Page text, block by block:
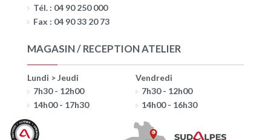
Tél. : 04 90 250 000
Fax : 04 90 33 20 73
MAGASIN / RECEPTION ATELIER
Lundi > Jeudi
7h30 - 12h00
14h00 - 17h30
Vendredi
7h30 - 12h00
14h00 - 16h30